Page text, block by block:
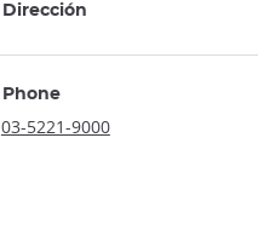
Dirección
Phone
03-5221-9000